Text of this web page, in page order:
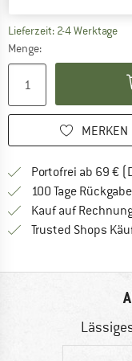
Lieferzeit: 2-4 Werktage
Menge:
MERKEN
Portofrei ab 69 €
100 Tage
Kauf auf
Trusted Shops